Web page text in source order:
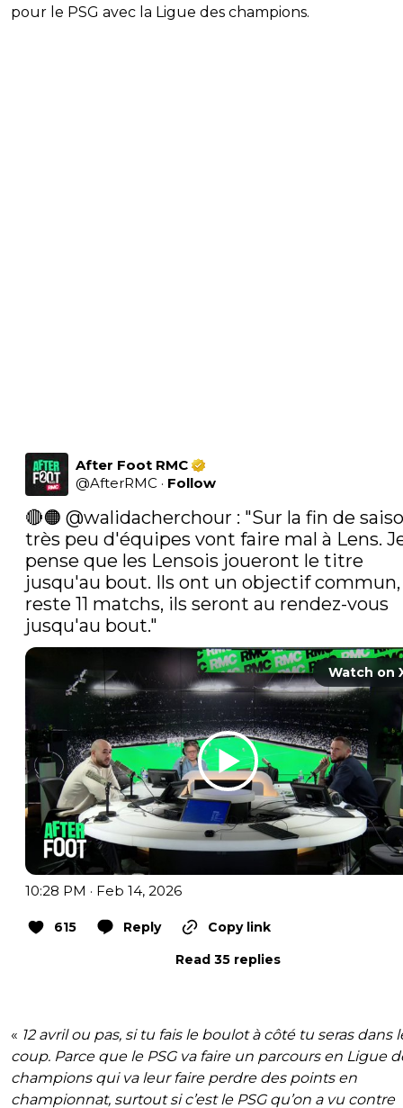
pour le PSG avec la Ligue des champions.
After Foot RMC
@AfterRMC · Follow
🔴🟠 @walidacherchour : "Sur la fin de
très peu d'équipes vont faire mal à Lens.
pense que les Lensois joueront le titre
jusqu'au bout. Ils ont un objectif
reste 11 matchs, ils seront au rendez-vous
jusqu'au bout."
Watch on
10:28 PM · Feb 14, 2026
615 Reply
Copy link
Read 35 replies
« 12 avril ou pas, si tu fais le boulot à côté tu seras dans
coup. Parce que le PSG va faire un parcours en Ligue
champions qui va leur faire perdre des points en
championnat, surtout si c’est le PSG qu’on a vu contre